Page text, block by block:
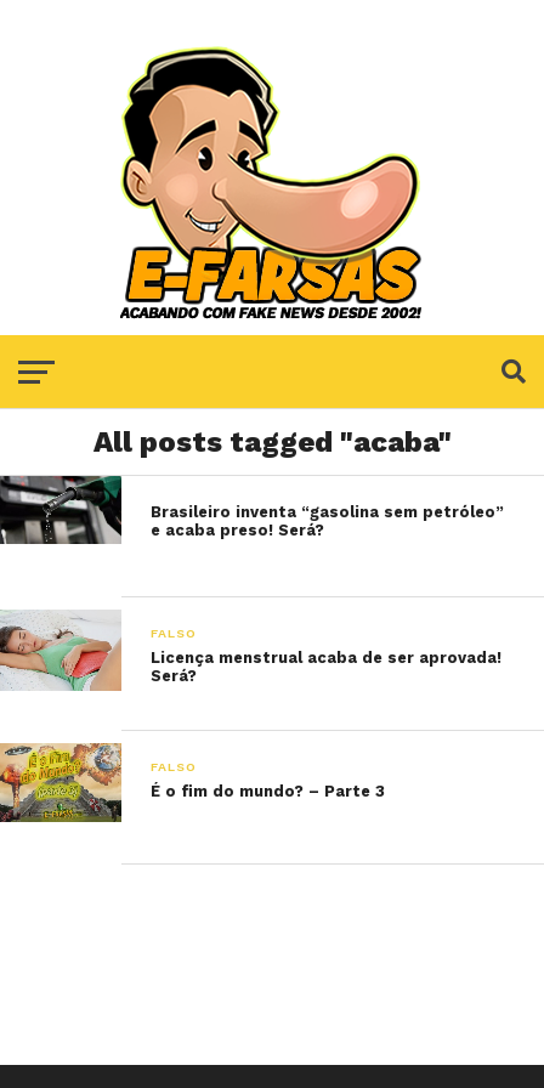
All posts tagged "acaba"
Brasileiro inventa “gasolina sem petróleo”
e acaba preso! Será?
FALSO
Licença menstrual acaba de ser aprovada!
Será?
FALSO
É o fim do mundo? – Parte 3